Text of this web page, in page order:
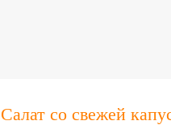
Салат со свежей